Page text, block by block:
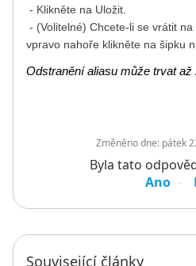
- Klikněte na Uložit.
- (Volitelné) Chcete-li se vrátit
vpravo nahoře klikněte na šipku
Odstranění aliasu může trvat až
Změněno dne: pátek
Byla tato
Ano
Související články